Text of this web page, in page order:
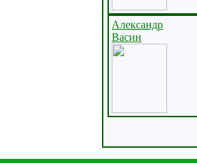
Александр
Васин